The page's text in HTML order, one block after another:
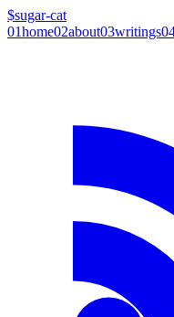
$sugar-cat
01home02about03writings